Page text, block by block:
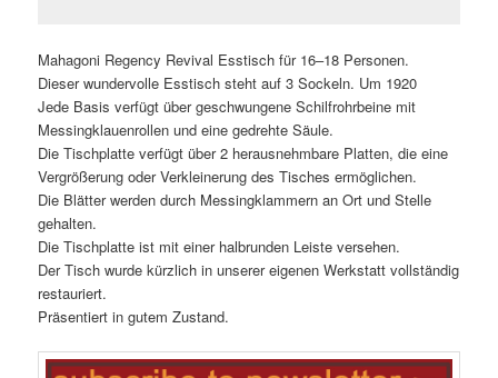
Mahagoni Regency Revival Esstisch für 16–18 Personen.
Dieser wundervolle Esstisch steht auf 3 Sockeln. Um 1920
Jede Basis verfügt über geschwungene Schilfrohrbeine mit
Messingklauenrollen und eine gedrehte Säule.
Die Tischplatte verfügt über 2 herausnehmbare Platten, die eine
Vergrößerung oder Verkleinerung des Tisches ermöglichen.
Die Blätter werden durch Messingklammern an Ort und Stelle
gehalten.
Die Tischplatte ist mit einer halbrunden Leiste versehen.
Der Tisch wurde kürzlich in unserer eigenen Werkstatt vollständig
restauriert.
Präsentiert in gutem Zustand.